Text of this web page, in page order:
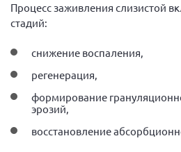
Всероссийская
"Рассеянный склероз: новые
Общероссийская РС
Процесс заживления слизистой
стадий:
снижение воспаления,
регенерация,
формирование
эрозий,
восстановление